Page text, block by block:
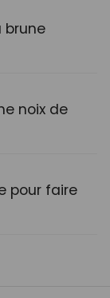
brune
noix de
pour faire